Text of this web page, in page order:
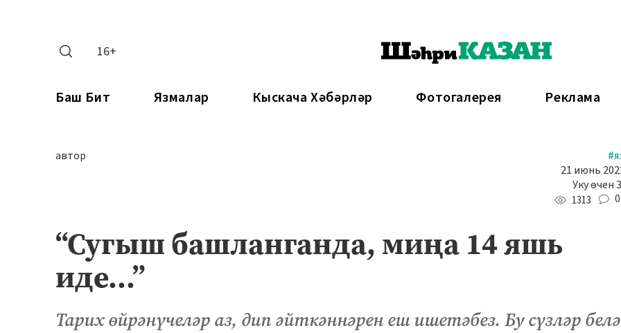
16+
Баш Бит Язмалар Кыскача Хәбәрләр Фотогалерея Реклама
автор
21 июнь
Уку өчен
1313 0
“Сугыш башланганда, миңа 14 яшь
иде...”
Тарих өйрәнүчеләр аз, дип әйткәннәрен еш ишетәбез. Бу сүзләр